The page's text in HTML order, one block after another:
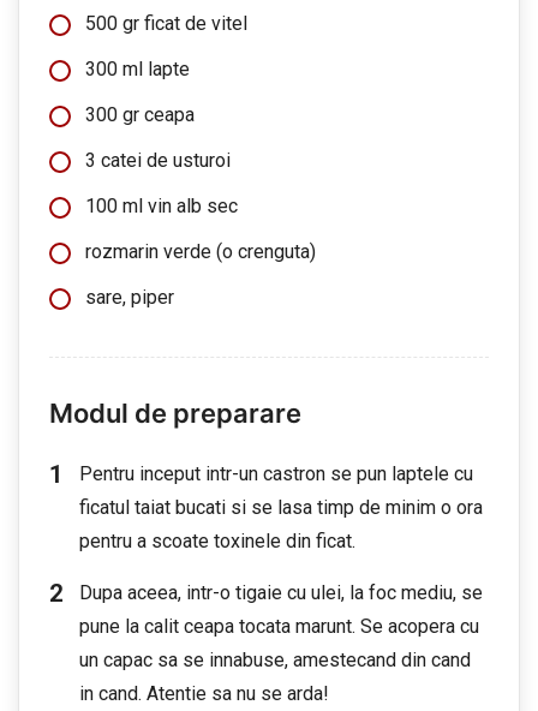
500 gr ficat de vitel
300 ml lapte
300 gr ceapa
3 catei de usturoi
100 ml vin alb sec
rozmarin verde (o crenguta)
sare, piper
Modul de preparare
Pentru inceput intr-un castron se pun laptele cu
ficatul taiat bucati si se lasa timp de minim o ora
pentru a scoate toxinele din ficat.
Dupa aceea, intr-o tigaie cu ulei, la foc mediu, se
pune la calit ceapa tocata marunt. Se acopera cu
un capac sa se innabuse, amestecand din cand
in cand. Atentie sa nu se arda!